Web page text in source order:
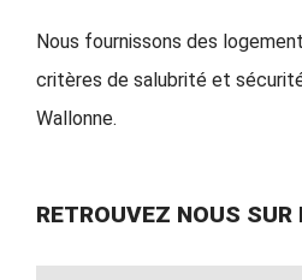
Nous fournissons des
critères de salubrité et
Wallonne.
RETROUVEZ NOUS SUR